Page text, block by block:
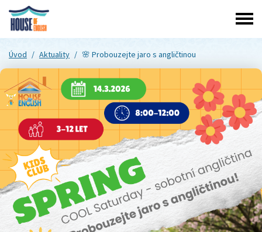
Úvod / Aktuality / 🌸 Probouzejte jaro s angličtinou